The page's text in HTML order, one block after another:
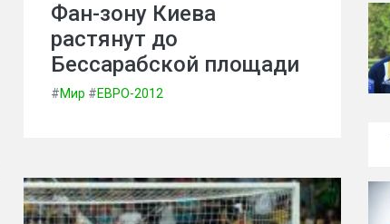
Фан-зону Киева
растянут до
Бессарабской площади
#Мир #ЕВРО-2012